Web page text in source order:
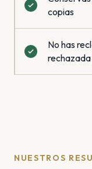
copias
No has
rechazada
NUESTROS